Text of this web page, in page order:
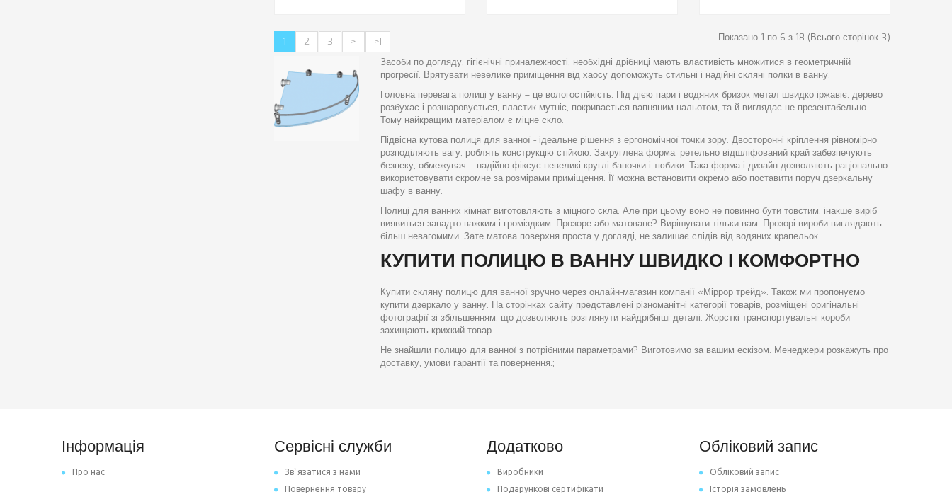
1 2 3 > >| Показано 1 по 6 з 18 (Всього сторінок 3)
Засоби по догляду, гігієнічні приналежності, необхідні дрібниці мають властивість множитися в геометричній
прогресії. Врятувати невелике приміщення від хаосу допоможуть стильні і надійні скляні полки в ванну.
Головна перевага полиці у ванну – це вологостійкість. Під дією пари і водяних бризок метал швидко іржавіє, дерево
розбухає і розшаровується, пластик мутніє, покривається вапняним нальотом, та й виглядає не презентабельно.
Тому найкращим матеріалом є міцне скло.
Підвісна кутова полиця для ванної - ідеальне рішення з ергономічної точки зору. Двосторонні кріплення рівномірно
розподіляють вагу, роблять конструкцію стійкою. Закруглена форма, ретельно відшліфований край забезпечують
безпеку, обмежувач – надійно фіксує невеликі круглі баночки і тюбики. Така форма і дизайн дозволяють раціонально
використовувати скромне за розмірами приміщення. Її можна встановити окремо або поставити поруч дзеркальну
шафу в ванну.
Полиці для ванних кімнат виготовляють з міцного скла. Але при цьому воно не повинно бути товстим, інакше виріб
виявиться занадто важким і громіздким. Прозоре або матоване? Вирішувати тільки вам. Прозорі вироби виглядають
більш невагомими. Зате матова поверхня проста у догляді, не залишає слідів від водяних крапельок.
КУПИТИ ПОЛИЦЮ В ВАННУ ШВИДКО І КОМФОРТНО
Купити скляну полицю для ванної зручно через онлайн-магазин компанії «Міррор трейд». Також ми пропонуємо
купити дзеркало у ванну. На сторінках сайту представлені різноманітні категорії товарів, розміщені оригінальні
фотографії зі збільшенням, що дозволяють розглянути найдрібніші деталі. Жорсткі транспортувальні короби
захищають крихкий товар.
Не знайшли полицю для ванної з потрібними параметрами? Виготовимо за вашим ескізом. Менеджери розкажуть про
доставку, умови гарантії та повернення.;
Інформація
Про нас
Сервісні служби
Зв`язатися з нами
Повернення товару
Додатково
Виробники
Подарункові сертифікати
Обліковий запис
Обліковий запис
Історія замовлень